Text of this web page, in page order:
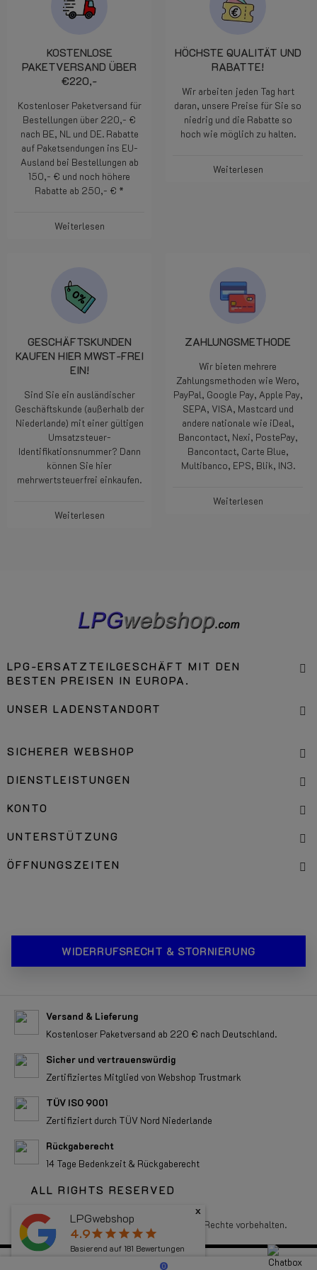
0
KOSTENLOSE
PAKETVERSAND ÜBER
€220,-
Kostenloser Paketversand für
Bestellungen über 220,- €
nach BE, NL und DE. Rabatte
auf Paketsendungen ins EU-
Ausland bei Bestellungen ab
150,- € und noch höhere
Rabatte ab 250,- € *
Weiterlesen
HÖCHSTE QUALITÄT UND
RABATTE!
Wir arbeiten jeden Tag hart
daran, unsere Preise für Sie so
niedrig und die Rabatte so
hoch wie möglich zu halten.
Weiterlesen
GESCHÄFTSKUNDEN
KAUFEN HIER MWST-FREI
EIN!
Sind Sie ein ausländischer
Geschäftskunde (außerhalb der
Niederlande) mit einer gültigen
Umsatzsteuer-
Identifikationsnummer? Dann
können Sie hier
mehrwertsteuerfrei einkaufen.
Weiterlesen
ZAHLUNGSMETHODE
Wir bieten mehrere
Zahlungsmethoden wie Wero,
PayPal, Google Pay, Apple Pay,
SEPA, VISA, Mastcard und
andere nationale wie iDeal,
Bancontact, Nexi, PostePay,
Bancontact, Carte Blue,
Multibanco, EPS, Blik, IN3.
Weiterlesen
LPG-ERSATZTEILGESCHÄFT MIT DEN
BESTEN PREISEN IN EUROPA.
UNSER LADENSTANDORT
SICHERER WEBSHOP
DIENSTLEISTUNGEN
KONTO
UNTERSTÜTZUNG
ÖFFNUNGSZEITEN
WIDERRUFSRECHT & STORNIERUNG
Versand & Lieferung
Kostenloser Paketversand ab 220 € nach Deutschland.
Sicher und vertrauenswürdig
Zertifiziertes Mitglied von Webshop Trustmark
TÜV ISO 9001
Zertifiziert durch TÜV Nord Niederlande
Rückgaberecht
14 Tage Bedenkzeit & Rückgaberecht
ALL RIGHTS RESERVED
Copyright 2026 LPGwebshop.com - Alle Rechte vorbehalten.
LPGwebshop
4.9star star star star star
Basierend auf 181 Bewertungen
x